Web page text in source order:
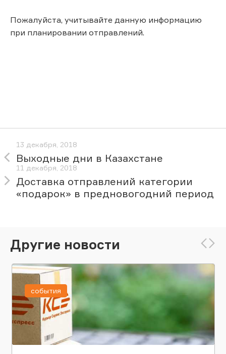
Пожалуйста, учитывайте данную информацию
при планировании отправлений.
13 декабря, 2018
Выходные дни в Казахстане
11 декабря, 2018
Доставка отправлений категории
«подарок» в предновогодний период
Другие новости
события